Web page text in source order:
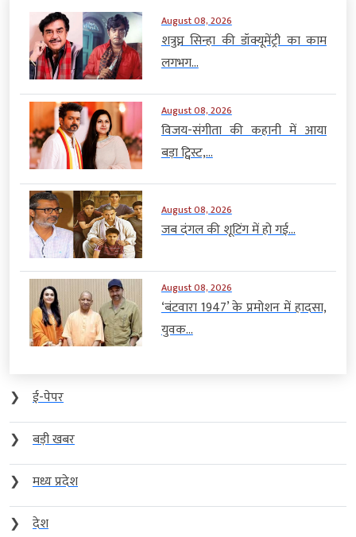
August 08, 2026
शत्रुघ्न सिन्हा की डॉक्यूमेंट्री का काम
लगभग...
August 08, 2026
विजय-संगीता की कहानी में आया
बड़ा ट्विस्ट,...
August 08, 2026
जब दंगल की शूटिंग में हो गई...
August 08, 2026
‘बंटवारा 1947’ के प्रमोशन में हादसा,
युवक...
❯
ई-पेपर
❯
बड़ी खबर
❯
मध्य प्रदेश
❯
देश